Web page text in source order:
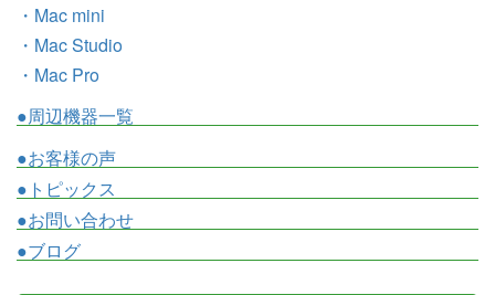
・Mac mini
・Mac Studio
・Mac Pro
●周辺機器一覧
●お客様の声
●トピックス
●お問い合わせ
●ブログ